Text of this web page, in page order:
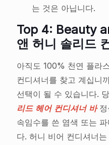
는 것은 아닙니다.
Top 4: Beauty
앤 허니 솔리드
아직도 100% 천연 플라
컨디셔너를 찾고 계십니
선택이 될 수 있습니다.
리드 헤어 컨디셔너 바정
속임수를 쓴 염색 또는
다. 허니 비어 컨디셔너